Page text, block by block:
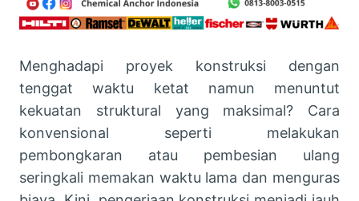
Menghadapi proyek konstruksi dengan
tenggat waktu ketat namun menuntut
kekuatan struktural yang maksimal? Cara
konvensional seperti melakukan
pembongkaran atau pembesian ulang
seringkali memakan waktu lama dan menguras